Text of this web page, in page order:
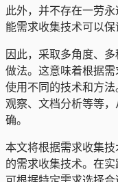
此外，并不存在一劳
能需求收集技术可以保
因此，采取多角度、
做法。这意味着根据
使用不同的技术和方
观察、文档分析等等
确。
本文将根据需求收集
的需求收集技术。在实